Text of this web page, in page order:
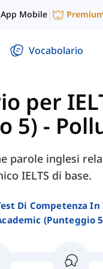
App Mobile|
Vocabolario
per
5) -
parole inglesi
IELTS di base.
Di Competenza
(punteggio